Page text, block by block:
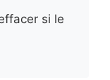
si le